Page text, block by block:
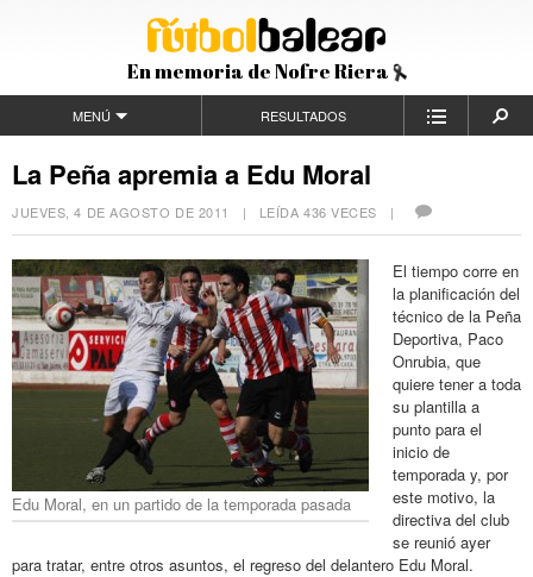
En memoria de Nofre Riera
MENÚ RESULTADOS
La Peña apremia a Edu Moral
JUEVES, 4 DE AGOSTO DE 2011 | LEÍDA 436 VECES |
Edu Moral, en un partido de la temporada pasada
El tiempo corre en
la planificación del
técnico de la Peña
Deportiva, Paco
Onrubia, que
quiere tener a toda
su plantilla a
punto para el
inicio de
temporada y, por
este motivo, la
directiva del club
se reunió ayer
para tratar, entre otros asuntos, el regreso del delantero Edu Moral.